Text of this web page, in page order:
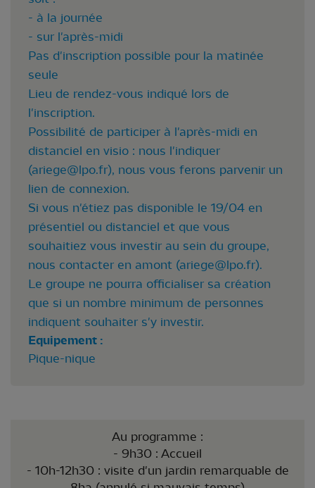
- à la journée
- sur l'après-midi
Pas d'inscription possible pour la matinée
seule
Lieu de rendez-vous indiqué lors de
l'inscription.
Possibilité de participer à l'après-midi en
distanciel en visio : nous l'indiquer
(ariege@lpo.fr), nous vous ferons parvenir un
lien de connexion.
Si vous n'étiez pas disponible le 19/04 en
présentiel ou distanciel et que vous
souhaitiez vous investir au sein du groupe,
nous contacter en amont (ariege@lpo.fr).
Le groupe ne pourra officialiser sa création
que si un nombre minimum de personnes
indiquent souhaiter s'y investir.
Equipement :
Pique-nique
Au programme :
- 9h30 : Accueil
- 10h-12h30 : visite d'un jardin remarquable de